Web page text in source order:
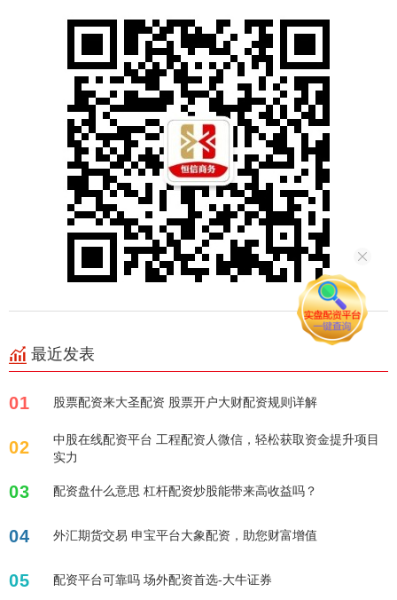
最近发表
01 股票配资来大圣配资 股票开户大财配资规则详解
02
中股在线配资平台 工程配资人微信，轻松获取资金提升项目
实力
03 配资盘什么意思 杠杆配资炒股能带来高收益吗？
04 外汇期货交易 申宝平台大象配资，助您财富增值
05 配资平台可靠吗 场外配资首选-大牛证券